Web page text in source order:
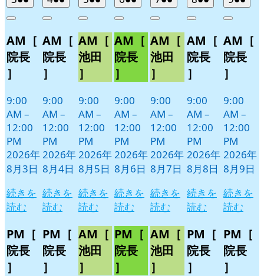
年
月
3
日
件
イ
ベ
Close
AM［
院長
］
9:00
AM –
12:00
PM
2026年
8月3日
続きを
読む
PM［
院長
］
年
月
4
日
件
イ
ベ
Close
AM［
院長
］
9:00
AM –
12:00
PM
2026年
8月4日
続きを
読む
PM［
院長
］
年
月
5
日
件
イ
ベ
ト)
Close
AM［
池田
］
9:00
AM –
12:00
PM
2026年
8月5日
続きを
読む
AM［
池田
］
年
月
6
日
件
イ
ベ
ト)
Close
AM［
院長
］
9:00
AM –
12:00
PM
2026年
8月6日
続きを
読む
PM［
院長
］
年
月
7
日
件
イ
ベ
ト)
Close
AM［
池田
］
9:00
AM –
12:00
PM
2026年
8月7日
続きを
読む
AM［
池田
］
年
月
8
日
件
イ
ベ
Close
AM［
院長
］
9:00
AM –
12:00
PM
2026年
8月8日
続きを
読む
PM［
院長
］
年
月
9
日
件
イ
ベ
Close
AM［
院長
］
9:00
AM –
12:00
PM
2026年
8月9日
続きを
読む
PM［
院長
］